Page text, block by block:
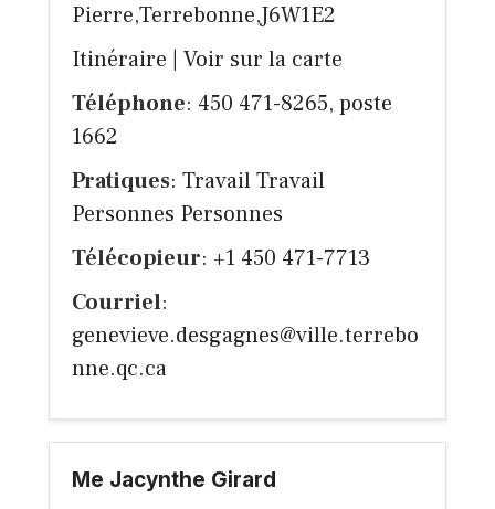
Pierre,Terrebonne,J6W1E2
Itinéraire
Voir sur la carte
Téléphone: 450 471-8265, poste
1662
Pratiques: Travail Travail
Personnes Personnes
Télécopieur: +1 450 471-7713
Courriel:
genevieve.desgagnes@ville.terrebo
nne.qc.ca
Me Jacynthe Girard